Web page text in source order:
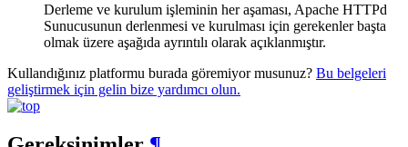
Derleme ve kurulum işleminin her aşaması, Apache HTTPd
Sunucusunun derlenmesi ve kurulması için gerekenler başta
olmak üzere aşağıda ayrıntılı olarak açıklanmıştır.
Kullandığınız platformu burada göremiyor musunuz? Bu belgeleri
geliştirmek için gelin bize yardımcı olun.